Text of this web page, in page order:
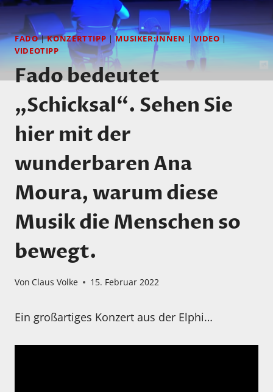
FADO|KONZERTTIPP |MUSIKER:INNEN |VIDEO|
VIDEOTIPP
Fado bedeutet
„Schicksal“. Sehen Sie
hier mit der
wunderbaren Ana
Moura, warum diese
Musik die Menschen so
bewegt.
Von Claus Volke 15. Februar 2022
Ein großartiges Konzert aus der Elphi…